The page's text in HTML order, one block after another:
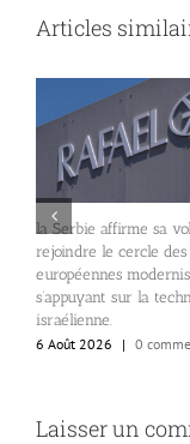
Articles
la Serbie affirme sa
rejoindre le cercle des
européennes
s’appuyant sur la
israélienne.
6 Août 2026
| 0
Laisser un